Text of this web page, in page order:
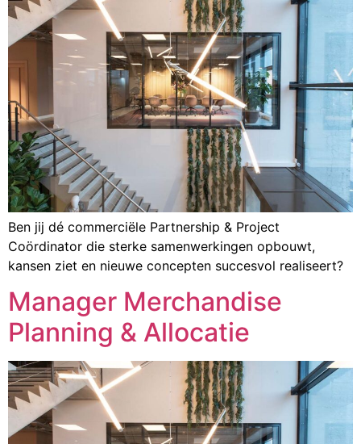
Ben jij dé commerciële Partnership & Project
Coördinator die sterke samenwerkingen opbouwt,
kansen ziet en nieuwe concepten succesvol realiseert?
Manager Merchandise
Planning & Allocatie